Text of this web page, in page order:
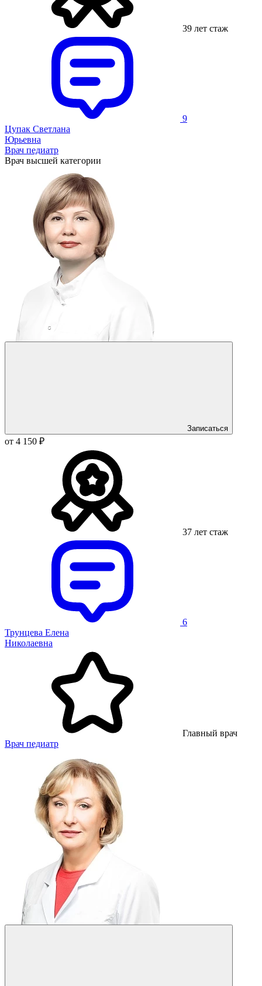
39 лет стаж
9
Цупак Светлана
Юрьевна
Врач педиатр
Врач высшей категории
Записаться
от 4 150 ₽
37 лет стаж
6
Трунцева Елена
Николаевна
Главный врач
Врач педиатр